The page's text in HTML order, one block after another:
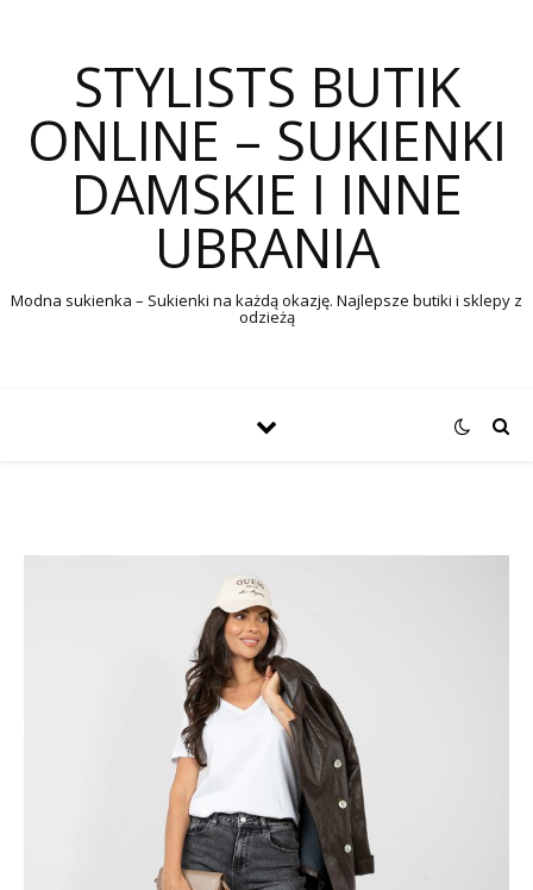
STYLISTS BUTIK
ONLINE – SUKIENKI
DAMSKIE I INNE
UBRANIA
Modna sukienka – Sukienki na każdą okazję. Najlepsze butiki i sklepy z
odzieżą